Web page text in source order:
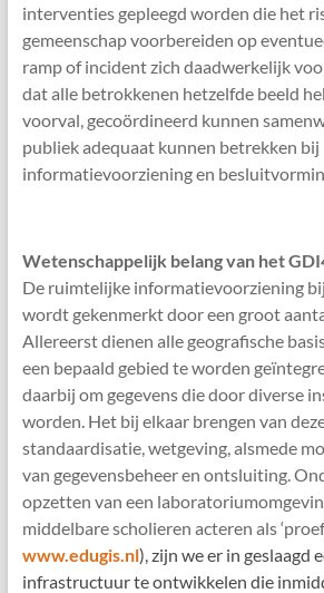
interventies gepleegd worden die het
gemeenschap voorbereiden op
ramp of incident zich daadwerkelijk
dat alle betrokkenen hetzelfde beeld
voorval, gecoördineerd kunnen
publiek adequaat kunnen betrekken bij
informatievoorziening en
Wetenschappelijk belang van het
De ruimtelijke informatievoorziening
wordt gekenmerkt door een groot
Allereerst dienen alle geografische
een bepaald gebied te worden
daarbij om gegevens die door diverse
worden. Het bij elkaar brengen van
standaardisatie, wetgeving, alsmede
van gegevensbeheer en ontsluiting.
opzetten van een
middelbare scholieren acteren als
www.edugis.nl), zijn we er in geslaagd
infrastructuur te ontwikkelen die